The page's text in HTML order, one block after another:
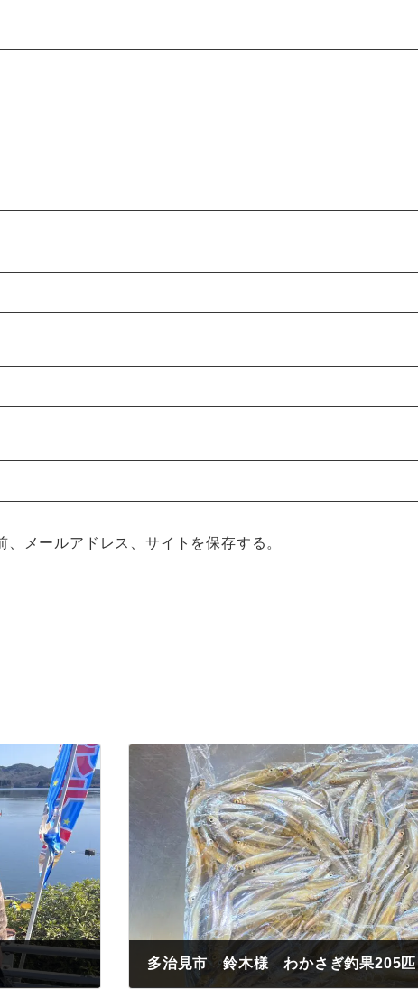
メールアドレス、サイトを保存する。
多治見市 鈴木様 わかさぎ釣果205匹